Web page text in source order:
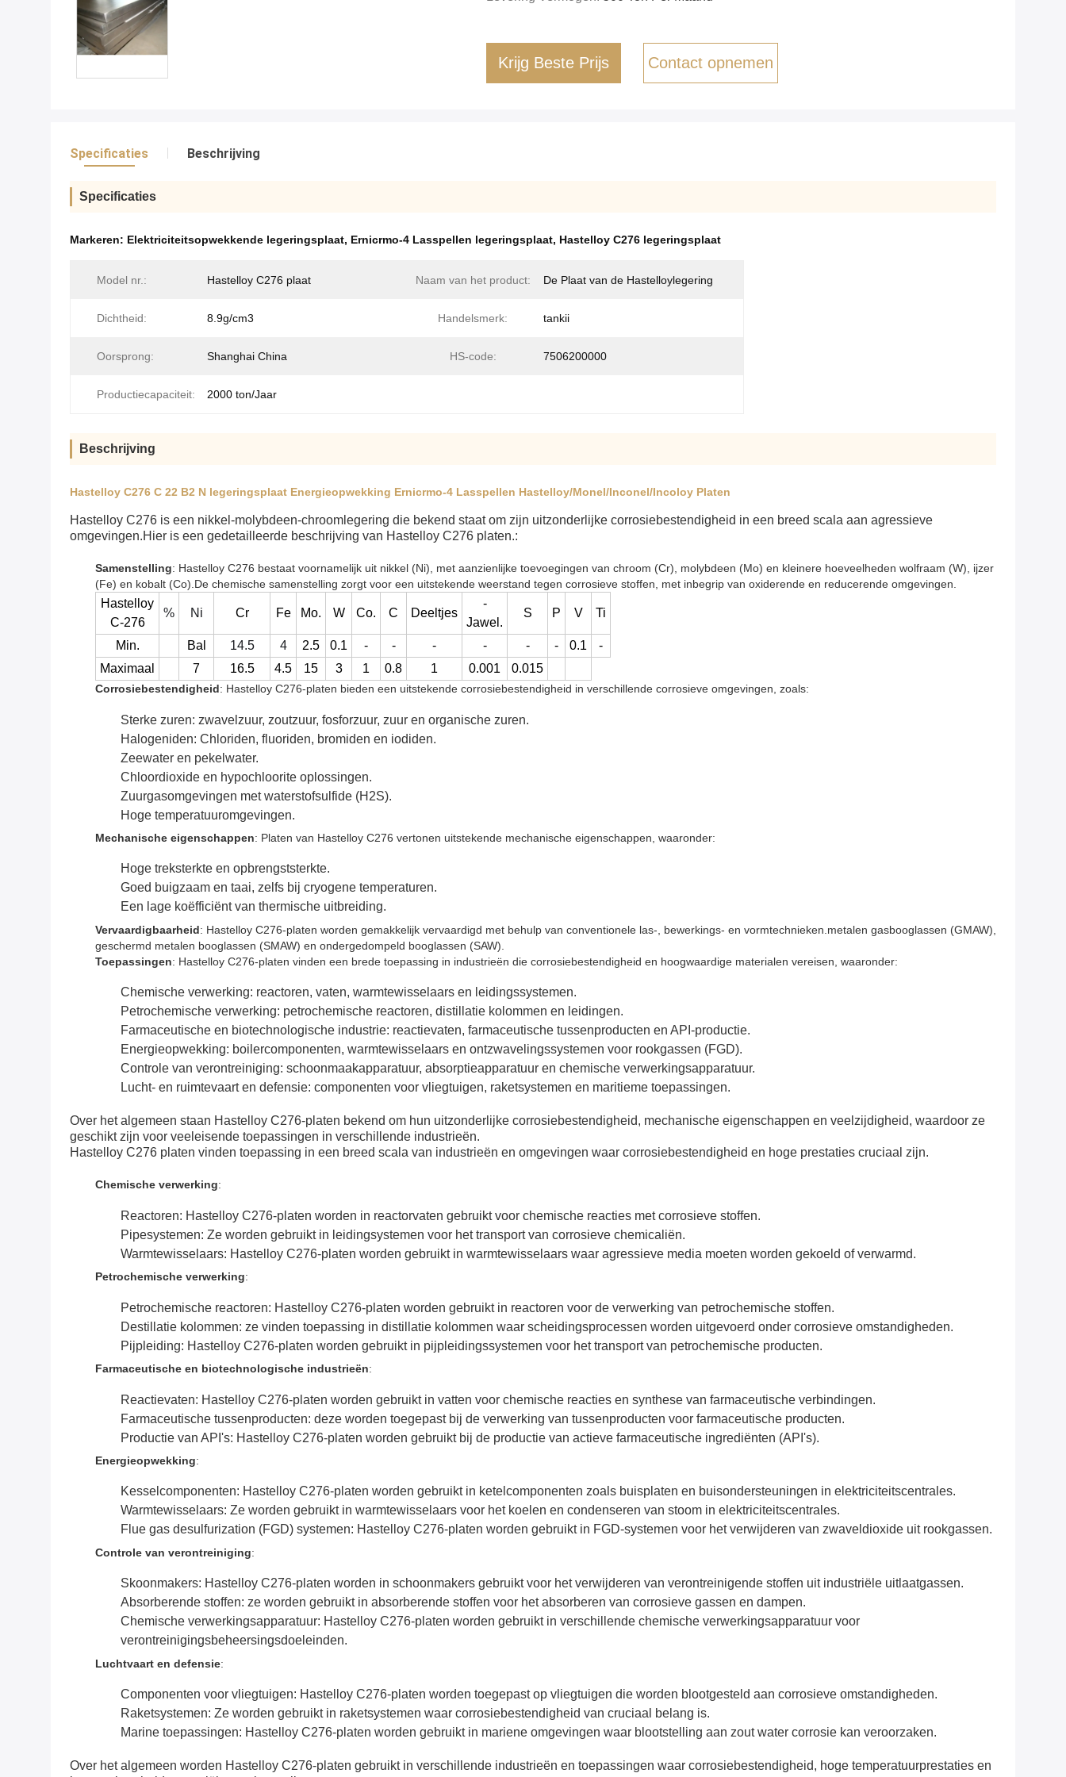
Krijg Beste Prijs Contact opnemen
Specificaties Beschrijving
Specificaties
Markeren: Elektriciteitsopwekkende legeringsplaat, Ernicrmo-4 Lasspellen legeringsplaat, Hastelloy C276 legeringsplaat
Model nr.: Hastelloy C276 plaat Naam van het product: De Plaat van de Hastelloylegering
Dichtheid: 8.9g/cm3 Handelsmerk: tankii
Oorsprong: Shanghai China HS-code: 7506200000
Productiecapaciteit: 2000 ton/Jaar
Beschrijving
Hastelloy C276 C 22 B2 N legeringsplaat Energieopwekking Ernicrmo-4 Lasspellen Hastelloy/Monel/Inconel/Incoloy Platen
Hastelloy C276 is een nikkel-molybdeen-chroomlegering die bekend staat om zijn uitzonderlijke corrosiebestendigheid in een breed scala aan agressieve
omgevingen.Hier is een gedetailleerde beschrijving van Hastelloy C276 platen.:
Samenstelling: Hastelloy C276 bestaat voornamelijk uit nikkel (Ni), met aanzienlijke toevoegingen van chroom (Cr), molybdeen (Mo) en kleinere hoeveelheden wolfraam (W), ijzer
(Fe) en kobalt (Co).De chemische samenstelling zorgt voor een uitstekende weerstand tegen corrosieve stoffen, met inbegrip van oxiderende en reducerende omgevingen.
Hastelloy
C-276
% Ni Cr Fe Mo. W Co. C Deeltjes
-
Jawel.
S P V Ti
Min. Bal 14.5 4 2.5 0.1 - - - - - - 0.1
-
Maximaal
7 16.5 4.5 15 3 1 0.8 1 0.001 0.015
Corrosiebestendigheid: Hastelloy C276-platen bieden een uitstekende corrosiebestendigheid in verschillende corrosieve omgevingen, zoals:
Sterke zuren: zwavelzuur, zoutzuur, fosforzuur, zuur en organische zuren.
Halogeniden: Chloriden, fluoriden, bromiden en iodiden.
Zeewater en pekelwater.
Chloordioxide en hypochloorite oplossingen.
Zuurgasomgevingen met waterstofsulfide (H2S).
Hoge temperatuuromgevingen.
Mechanische eigenschappen: Platen van Hastelloy C276 vertonen uitstekende mechanische eigenschappen, waaronder:
Hoge treksterkte en opbrengststerkte.
Goed buigzaam en taai, zelfs bij cryogene temperaturen.
Een lage koëfficiënt van thermische uitbreiding.
Vervaardigbaarheid: Hastelloy C276-platen worden gemakkelijk vervaardigd met behulp van conventionele las-, bewerkings- en vormtechnieken.metalen gasbooglassen (GMAW),
geschermd metalen booglassen (SMAW) en ondergedompeld booglassen (SAW).
Toepassingen: Hastelloy C276-platen vinden een brede toepassing in industrieën die corrosiebestendigheid en hoogwaardige materialen vereisen, waaronder:
Chemische verwerking: reactoren, vaten, warmtewisselaars en leidingssystemen.
Petrochemische verwerking: petrochemische reactoren, distillatie kolommen en leidingen.
Farmaceutische en biotechnologische industrie: reactievaten, farmaceutische tussenproducten en API-productie.
Energieopwekking: boilercomponenten, warmtewisselaars en ontzwavelingssystemen voor rookgassen (FGD).
Controle van verontreiniging: schoonmaakapparatuur, absorptieapparatuur en chemische verwerkingsapparatuur.
Lucht- en ruimtevaart en defensie: componenten voor vliegtuigen, raketsystemen en maritieme toepassingen.
Over het algemeen staan Hastelloy C276-platen bekend om hun uitzonderlijke corrosiebestendigheid, mechanische eigenschappen en veelzijdigheid, waardoor ze
geschikt zijn voor veeleisende toepassingen in verschillende industrieën.
Hastelloy C276 platen vinden toepassing in een breed scala van industrieën en omgevingen waar corrosiebestendigheid en hoge prestaties cruciaal zijn.
Chemische verwerking:
Reactoren: Hastelloy C276-platen worden in reactorvaten gebruikt voor chemische reacties met corrosieve stoffen.
Pipesystemen: Ze worden gebruikt in leidingsystemen voor het transport van corrosieve chemicaliën.
Warmtewisselaars: Hastelloy C276-platen worden gebruikt in warmtewisselaars waar agressieve media moeten worden gekoeld of verwarmd.
Petrochemische verwerking:
Petrochemische reactoren: Hastelloy C276-platen worden gebruikt in reactoren voor de verwerking van petrochemische stoffen.
Destillatie kolommen: ze vinden toepassing in distillatie kolommen waar scheidingsprocessen worden uitgevoerd onder corrosieve omstandigheden.
Pijpleiding: Hastelloy C276-platen worden gebruikt in pijpleidingssystemen voor het transport van petrochemische producten.
Farmaceutische en biotechnologische industrieën:
Reactievaten: Hastelloy C276-platen worden gebruikt in vatten voor chemische reacties en synthese van farmaceutische verbindingen.
Farmaceutische tussenproducten: deze worden toegepast bij de verwerking van tussenproducten voor farmaceutische producten.
Productie van API's: Hastelloy C276-platen worden gebruikt bij de productie van actieve farmaceutische ingrediënten (API's).
Energieopwekking:
Kesselcomponenten: Hastelloy C276-platen worden gebruikt in ketelcomponenten zoals buisplaten en buisondersteuningen in elektriciteitscentrales.
Warmtewisselaars: Ze worden gebruikt in warmtewisselaars voor het koelen en condenseren van stoom in elektriciteitscentrales.
Flue gas desulfurization (FGD) systemen: Hastelloy C276-platen worden gebruikt in FGD-systemen voor het verwijderen van zwaveldioxide uit rookgassen.
Controle van verontreiniging:
Skoonmakers: Hastelloy C276-platen worden in schoonmakers gebruikt voor het verwijderen van verontreinigende stoffen uit industriële uitlaatgassen.
Absorberende stoffen: ze worden gebruikt in absorberende stoffen voor het absorberen van corrosieve gassen en dampen.
Chemische verwerkingsapparatuur: Hastelloy C276-platen worden gebruikt in verschillende chemische verwerkingsapparatuur voor
verontreinigingsbeheersingsdoeleinden.
Luchtvaart en defensie:
Componenten voor vliegtuigen: Hastelloy C276-platen worden toegepast op vliegtuigen die worden blootgesteld aan corrosieve omstandigheden.
Raketsystemen: Ze worden gebruikt in raketsystemen waar corrosiebestendigheid van cruciaal belang is.
Marine toepassingen: Hastelloy C276-platen worden gebruikt in mariene omgevingen waar blootstelling aan zout water corrosie kan veroorzaken.
Over het algemeen worden Hastelloy C276-platen gebruikt in verschillende industrieën en toepassingen waar corrosiebestendigheid, hoge temperatuurprestaties en